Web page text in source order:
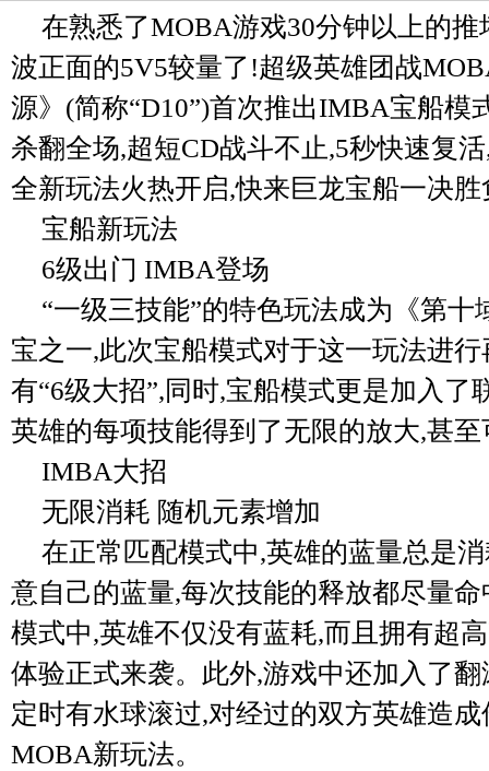
在熟悉了MOBA游戏30分钟以上的
波正面的5V5较量了!超级英雄团战
源》(简称“D10”)首次推出IMBA宝船模
杀翻全场,超短CD战斗不止,5秒快速复
全新玩法火热开启,快来巨龙宝船一决胜
宝船新玩法
6级出门 IMBA登场
“一级三技能”的特色玩法成为《第十
宝之一,此次宝船模式对于这一玩法进
有“6级大招”,同时,宝船模式更是加入
英雄的每项技能得到了无限的放大,甚
IMBA大招
无限消耗 随机元素增加
在正常匹配模式中,英雄的蓝量总是
意自己的蓝量,每次技能的释放都尽量
模式中,英雄不仅没有蓝耗,而且拥有超
体验正式来袭。此外,游戏中还加入了
定时有水球滚过,对经过的双方英雄造
MOBA新玩法。